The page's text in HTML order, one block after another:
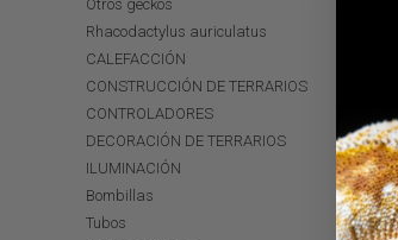
Otros geckos
Rhacodactylus auriculatus
CALEFACCIÓN
CONSTRUCCIÓN DE TERRARIOS
CONTROLADORES
DECORACIÓN DE TERRARIOS
ILUMINACIÓN
Bombillas
Tubos